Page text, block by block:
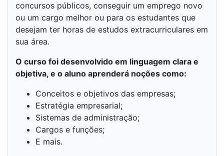
concursos públicos, conseguir um emprego novo
ou um cargo melhor ou para os estudantes que
desejam ter horas de estudos extracurriculares em
sua área.
O curso foi desenvolvido em linguagem clara e
objetiva, e o aluno aprenderá noções como:
Conceitos e objetivos das empresas;
Estratégia empresarial;
Sistemas de administração;
Cargos e funções;
E mais.